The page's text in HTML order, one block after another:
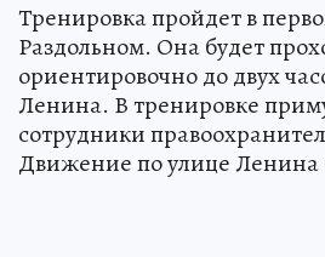
Тренировка пройдет в
Раздольном. Она будет
ориентировочно до двух
Ленина. В тренировке
сотрудники
Движение по улице Ленина